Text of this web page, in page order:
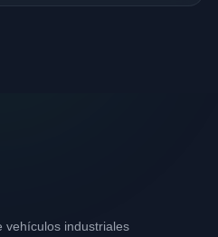
vehículos industriales